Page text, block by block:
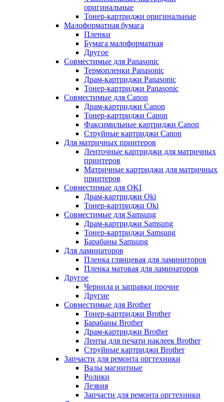
оригинальные
Тонер-картриджи оригинальные
Малоформатная бумага
Пленки
Бумага малоформатная
Другое
Совместимые для Panasonic
Термопленки Panasonic
Драм-картриджи Panasonic
Тонер-картриджи Panasonic
Совместимые для Canon
Драм-картриджи Canon
Тонер-картриджи Canon
Факсимильные картриджи Canon
Струйные картриджи Canon
Для матричных принтеров
Ленточные картриджи для матричных
принтеров
Матричные картриджи для матричных
принтеров
Совместимые для OKI
Драм-картриджи Oki
Тонер-картриджи Oki
Совместимые для Samsung
Драм-картриджи Samsung
Тонер-картриджи Samsung
Барабаны Samsung
Для ламинаторов
Пленка глянцевая для ламиниторов
Пленка матовая для ламинаторов
Другое
Чернила и заправки прочие
Другие
Совместимые для Brother
Тонер-картриджи Brother
Барабаны Brother
Драм-картриджи Brother
Ленты для печати наклеек Brother
Струйные картриджи Brother
Запчасти для ремонта оргтехники
Валы магнитные
Ролики
Лезвия
Запчасти для ремонта оргтехники